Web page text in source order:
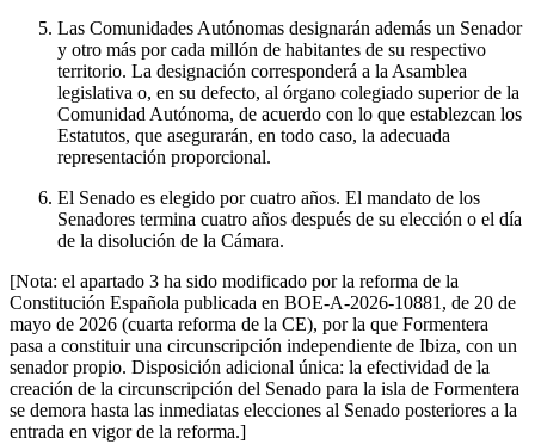
Las Comunidades Autónomas designarán además un Senador
y otro más por cada millón de habitantes de su respectivo
territorio. La designación corresponderá a la Asamblea
legislativa o, en su defecto, al órgano colegiado superior de la
Comunidad Autónoma, de acuerdo con lo que establezcan los
Estatutos, que asegurarán, en todo caso, la adecuada
representación proporcional.
El Senado es elegido por cuatro años. El mandato de los
Senadores termina cuatro años después de su elección o el día
de la disolución de la Cámara.
[Nota: el apartado 3 ha sido modificado por la reforma de la
Constitución Española publicada en BOE-A-2026-10881, de 20 de
mayo de 2026 (cuarta reforma de la CE), por la que Formentera
pasa a constituir una circunscripción independiente de Ibiza, con un
senador propio. Disposición adicional única: la efectividad de la
creación de la circunscripción del Senado para la isla de Formentera
se demora hasta las inmediatas elecciones al Senado posteriores a la
entrada en vigor de la reforma.]